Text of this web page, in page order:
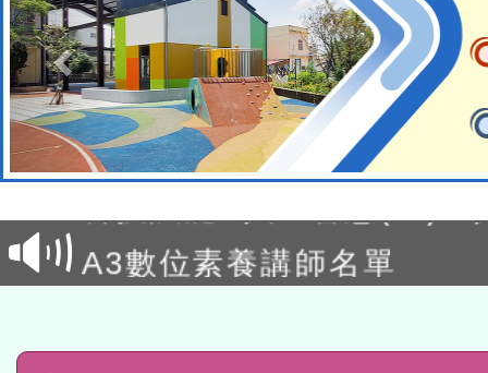
本館辦理115年度閱讀磐
讀推動專業研習
科技賦能─人工智慧(AI)工
程
A3數位素養講師名單
t」
有關大陸委員會函釋公務